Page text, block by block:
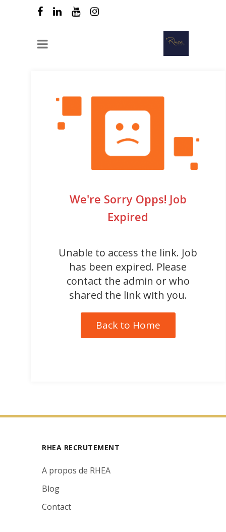
We're Sorry Opps! Job
Expired
Unable to access the link. Job
has been expired. Please
contact the admin or who
shared the link with you.
Back to Home
RHEA RECRUTEMENT
A propos de RHEA
Blog
Contact